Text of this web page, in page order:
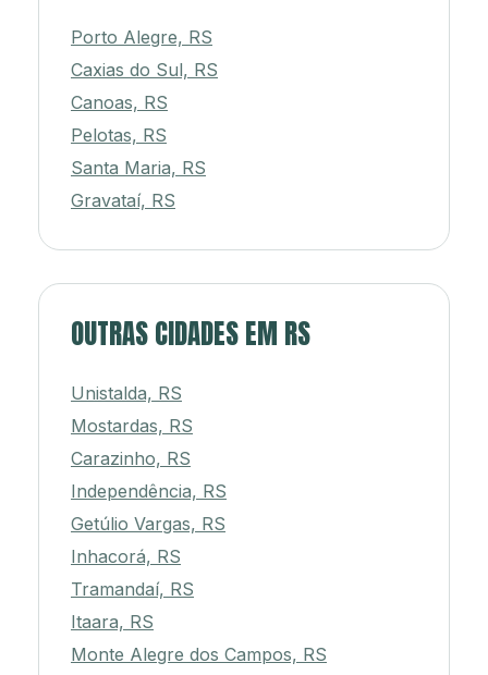
Porto Alegre, RS
Caxias do Sul, RS
Canoas, RS
Pelotas, RS
Santa Maria, RS
Gravataí, RS
OUTRAS CIDADES EM RS
Unistalda, RS
Mostardas, RS
Carazinho, RS
Independência, RS
Getúlio Vargas, RS
Inhacorá, RS
Tramandaí, RS
Itaara, RS
Monte Alegre dos Campos, RS